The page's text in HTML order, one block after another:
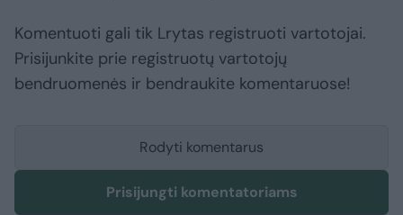
Komentuoti gali tik Lrytas registruoti vartotojai.
Prisijunkite prie registruotų vartotojų
bendruomenės ir bendraukite komentaruose!
Rodyti komentarus
Prisijungti komentatoriams